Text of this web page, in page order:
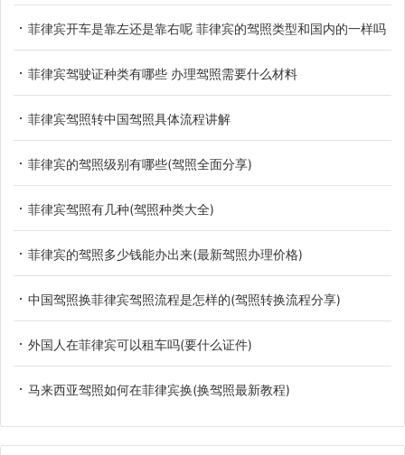
菲律宾开车是靠左还是靠右呢 菲律宾的驾照类型和国内的一样吗
菲律宾驾驶证种类有哪些 办理驾照需要什么材料
菲律宾驾照转中国驾照具体流程讲解
菲律宾的驾照级别有哪些(驾照全面分享)
菲律宾驾照有几种(驾照种类大全)
菲律宾的驾照多少钱能办出来(最新驾照办理价格)
中国驾照换菲律宾驾照流程是怎样的(驾照转换流程分享)
外国人在菲律宾可以租车吗(要什么证件)
马来西亚驾照如何在菲律宾换(换驾照最新教程)